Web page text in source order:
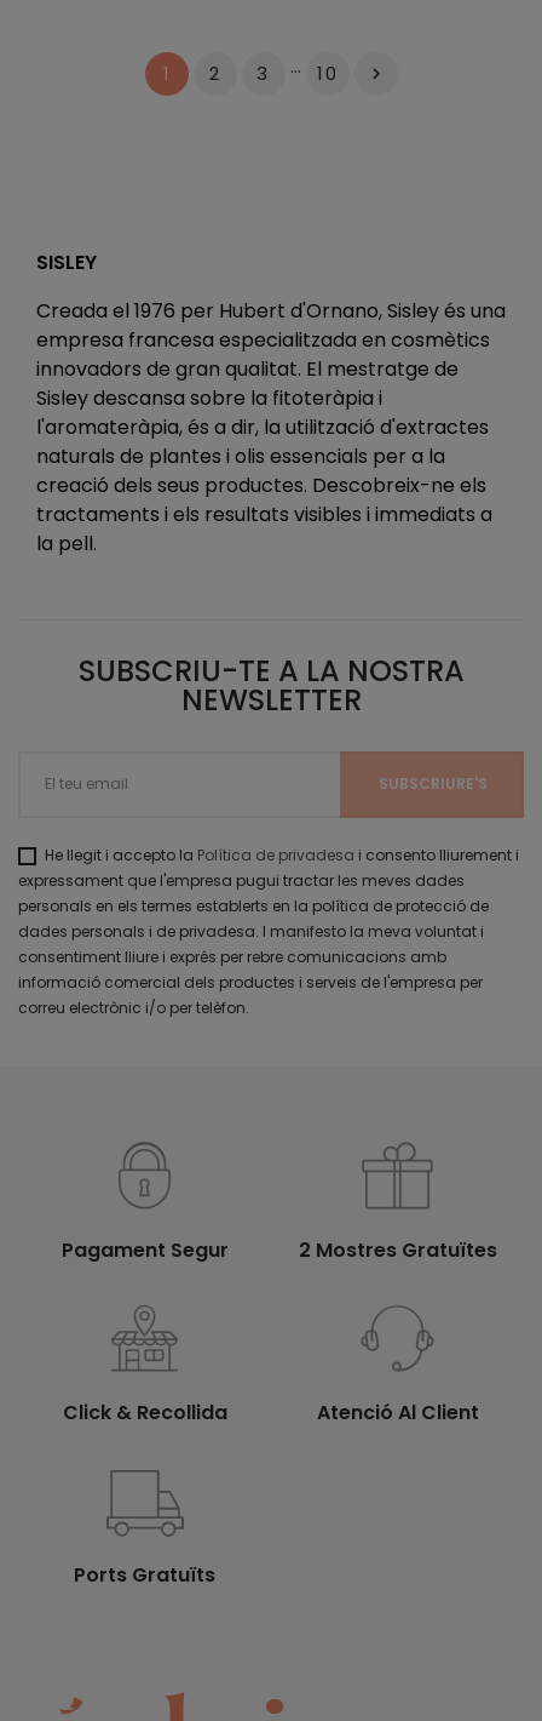
1 2 3 … 10 
SISLEY
Creada el 1976 per Hubert d'Ornano, Sisley és una
empresa francesa especialitzada en cosmètics
innovadors de gran qualitat. El mestratge de
Sisley descansa sobre la fitoteràpia i
l'aromateràpia, és a dir, la utilització d'extractes
naturals de plantes i olis essencials per a la
creació dels seus productes. Descobreix-ne els
tractaments i els resultats visibles i immediats a
la pell.
SUBSCRIU-TE A LA NOSTRA
NEWSLETTER
He llegit i accepto la Política de privadesa i consento lliurement i
expressament que l'empresa pugui tractar les meves dades
personals en els termes establerts en la política de protecció de
dades personals i de privadesa. I manifesto la meva voluntat i
consentiment lliure i exprés per rebre comunicacions amb
informació comercial dels productes i serveis de l'empresa per
correu electrònic i/o per telèfon.
Pagament Segur 2 Mostres Gratuïtes
Click & Recollida Atenció Al Client
Ports Gratuïts